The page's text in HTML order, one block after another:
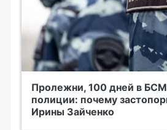
Пролежни, 100 дней в
полиции: почему
Ирины Зайченко